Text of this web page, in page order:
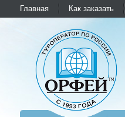
Главная Как заказать